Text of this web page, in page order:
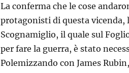
La conferma che le cose
protagonisti di questa vicenda,
Scognamiglio, il quale sul
per fare la guerra, è stato
Polemizzando con James